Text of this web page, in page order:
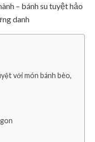
– bánh su tuyệt hảo
danh
với món bánh bèo,